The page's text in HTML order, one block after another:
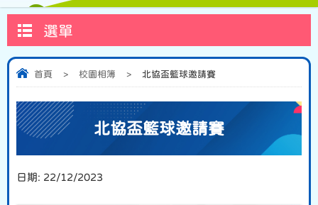
選單
首頁 > 校園相簿 > 北協盃籃球邀請賽
北協盃籃球邀請賽
日期: 22/12/2023